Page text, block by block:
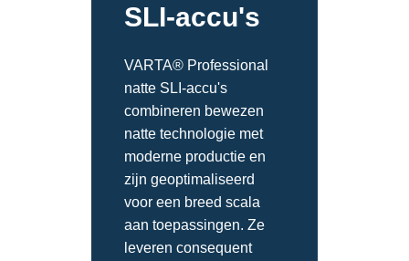
SLI-accu's
VARTA® Professional
natte SLI-accu's
combineren bewezen
natte technologie met
moderne productie en
zijn geoptimaliseerd
voor een breed scala
aan toepassingen. Ze
leveren consequent